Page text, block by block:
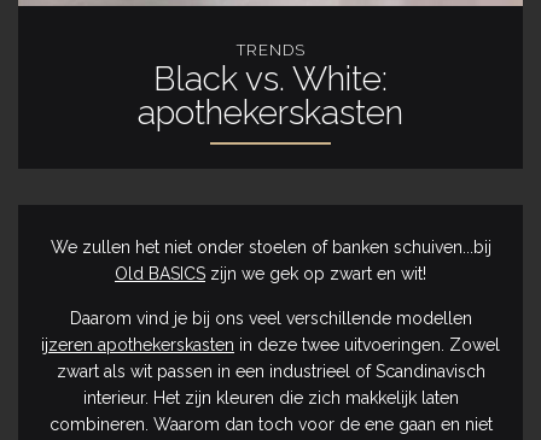
TRENDS
Black vs. White:
apothekerskasten
We zullen het niet onder stoelen of banken schuiven...bij
Old BASICS zijn we gek op zwart en wit!
Daarom vind je bij ons veel verschillende modellen
ijzeren apothekerskasten in deze twee uitvoeringen. Zowel
zwart als wit passen in een industrieel of Scandinavisch
interieur. Het zijn kleuren die zich makkelijk laten
combineren. Waarom dan toch voor de ene gaan en niet